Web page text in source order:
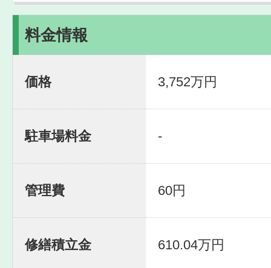
料金情報
価格 3,752万円
駐車場料金 -
管理費 60円
修繕積立金 610.04万円